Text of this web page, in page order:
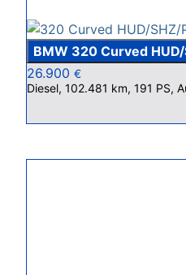
BMW 320 Curved
26.900 €
Diesel, 102.481 km, 191 PS,